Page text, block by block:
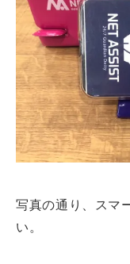
写真の通り、スマ
い。